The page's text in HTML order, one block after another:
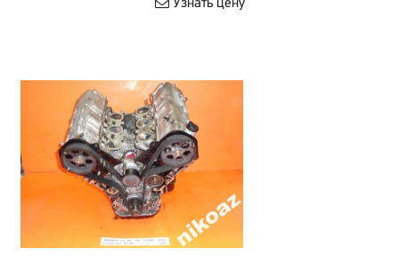
Узнать цену